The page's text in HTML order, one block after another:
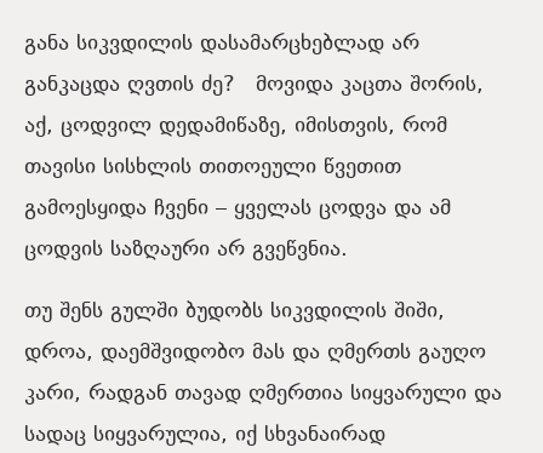
განა სიკვდილის დასამარცხებლად არ
განკაცდა ღვთის ძე? მოვიდა კაცთა შორის,
აქ, ცოდვილ დედამიწაზე, იმისთვის, რომ
თავისი სისხლის თითოეული წვეთით
გამოესყიდა ჩვენი – ყველას ცოდვა და ამ
ცოდვის საზღაური არ გვეწვნია.
თუ შენს გულში ბუდობს სიკვდილის შიში,
დროა, დაემშვიდობო მას და ღმერთს გაუღო
კარი, რადგან თავად ღმერთია სიყვარული და
სადაც სიყვარულია, იქ სხვანაირად